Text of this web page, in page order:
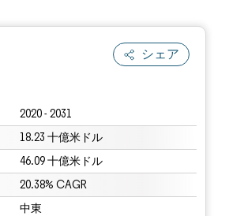
シェア
2020 - 2031
18.23 十億米ドル
46.09 十億米ドル
20.38% CAGR
中東